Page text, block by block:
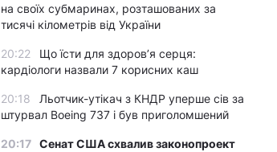
на своїх субмаринах, розташованих за
тисячі кілометрів від України
20:22
Що їсти для здоров’я серця:
кардіологи назвали 7 корисних каш
20:18
Льотчик-утікач з КНДР уперше сів за
штурвал Boeing 737 і був приголомшений
20:17 Сенат США схвалив законопроект